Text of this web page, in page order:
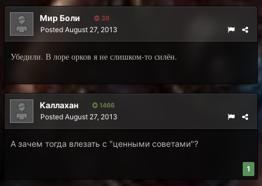
Мир Боли 38
Posted August 27, 2013
Убедили. В лоре орков я не слишком-то силён.
Каллахан 1466
Posted August 27, 2013
А зачем тогда влезать с "ценными советами"?
1